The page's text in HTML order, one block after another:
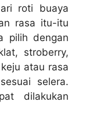
roti buaya
rasa itu-itu
pilih dengan
stroberry,
atau rasa
selera.
dilakukan